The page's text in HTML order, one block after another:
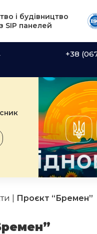
і будівництво
SIP панелей
+38
Проєкт “Бремен”